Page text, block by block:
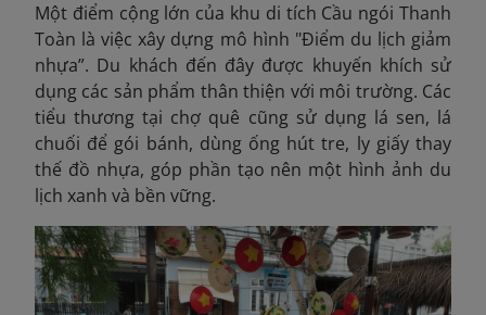
Một điểm cộng lớn của khu di tích Cầu ngói Thanh
Toàn là việc xây dựng mô hình "Điểm du lịch giảm
nhựa”. Du khách đến đây được khuyến khích sử
dụng các sản phẩm thân thiện với môi trường. Các
tiểu thương tại chợ quê cũng sử dụng lá sen, lá
chuối để gói bánh, dùng ống hút tre, ly giấy thay
thế đồ nhựa, góp phần tạo nên một hình ảnh du
lịch xanh và bền vững.